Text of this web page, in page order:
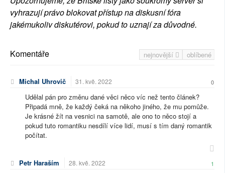
vyhrazují právo blokovat přístup na diskusní fóra
jakémukoliv diskutérovi, pokud to uznají za důvodné.
nejnovější oblíbené
Komentáře
Michal Uhrovič 31. kvě. 2022 0
Udělal pán pro změnu dané věci něco víc než tento článek?
Připadá mně, že každý čeká na někoho jiného, že mu pomůže.
Je krásné žít na vesnici na samotě, ale ono to něco stojí a
pokud tuto romantiku nesdílí více lidí, musí s tím daný romantik
počítat.
Petr Haraším 28. kvě. 2022 1